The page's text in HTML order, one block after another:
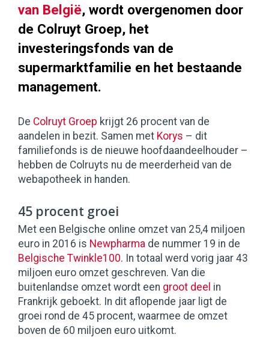
van België, wordt overgenomen door
de Colruyt Groep, het
investeringsfonds van de
supermarktfamilie en het bestaande
management.
De Colruyt Groep krijgt 26 procent van de
aandelen in bezit. Samen met Korys – dit
familiefonds is de nieuwe hoofdaandeelhouder –
hebben de Colruyts nu de meerderheid van de
webapotheek in handen.
45 procent groei
Met een Belgische online omzet van 25,4 miljoen
euro in 2016 is Newpharma de nummer 19 in de
Belgische Twinkle100. In totaal werd vorig jaar 43
miljoen euro omzet geschreven. Van die
buitenlandse omzet wordt een groot deel in
Frankrijk geboekt. In dit aflopende jaar ligt de
groei rond de 45 procent, waarmee de omzet
boven de 60 miljoen euro uitkomt.